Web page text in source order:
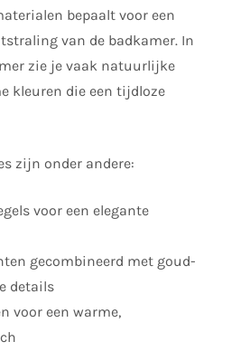
bepaalt voor een
van de badkamer. In
zie je vaak natuurlijke
kleuren die een tijdloze
zijn onder andere:
voor een elegante
gecombineerd met goud-
details
voor een warme,